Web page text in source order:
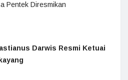
Pentek Diresmikan
Darwis Resmi Ketuai